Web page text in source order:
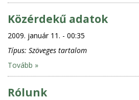
Közérdekű adatok
2009. január 11. - 00:35
Típus: Szöveges tartalom
Tovább »
Rólunk